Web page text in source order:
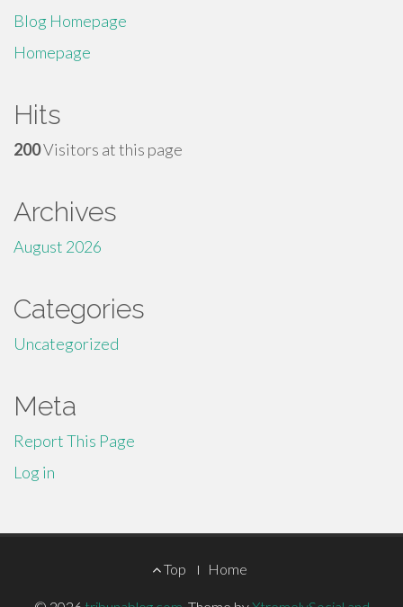
Blog Homepage
Homepage
Hits
200Visitors at this page
Archives
August 2026
Categories
Uncategorized
Meta
Report This Page
Log in
Top Home